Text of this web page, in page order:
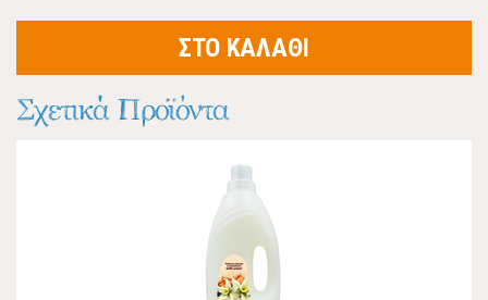
ΣΤΟ ΚΑΛΑΘΙ
Σχετικά Προϊόντα